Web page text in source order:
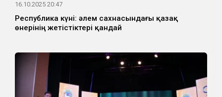
16.10.2025 20:47
Республика күні: әлем сахнасындағы қазақ
өнерінің жетістіктері қандай